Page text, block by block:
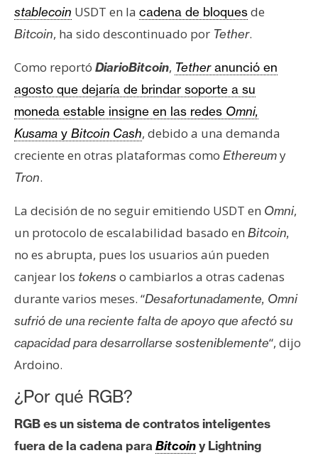
N
t
a
s
d
e
P
n
s
a
T
e
m
s
R
e
stablecoin USDT en la cadena de bloquesde
Bitcoin, ha sido descontinuado por Tether.
Como reportó DiarioBitcoin, Tetheranunció en
agosto que dejaría de brindar soporte a su
moneda estable insigne en las redes Omni,
Kusama y Bitcoin Cash, debido a una demanda
creciente en otras plataformas como Ethereumy
Tron.
La decisión de no seguir emitiendo USDT en Omni,
un protocolo de escalabilidad basado en Bitcoin,
no es abrupta, pues los usuarios aún pueden
canjear los tokens o cambiarlos a otras cadenas
durante varios meses. “Desafortunadamente, Omni
sufrió de una reciente falta de apoyo que afectó su
capacidad para desarrollarse sosteniblemente“, dijo
Ardoino.
¿Por qué RGB?
RGB es un sistema de contratos inteligentes
fuera de la cadena para Bitcoiny Lightning